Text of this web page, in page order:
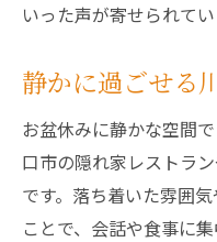
いった声が寄せられてい
静かに過ごせる
お盆休みに静かな空間
口市の隠れ家レストラ
です。落ち着いた雰囲
ことで、会話や食事に